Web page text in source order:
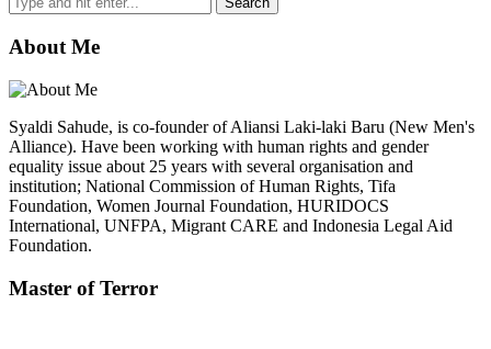
About Me
Syaldi Sahude, is co-founder of Aliansi Laki-laki Baru (New Men's
Alliance). Have been working with human rights and gender
equality issue about 25 years with several organisation and
institution; National Commission of Human Rights, Tifa
Foundation, Women Journal Foundation, HURIDOCS
International, UNFPA, Migrant CARE and Indonesia Legal Aid
Foundation.
Master of Terror